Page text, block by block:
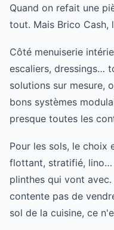
Quand on refait une
tout. Mais Brico Cash,
Côté menuiserie
escaliers, dressings…
solutions sur mesure,
bons systèmes
presque toutes les
Pour les sols, le choix
flottant, stratifié, lino…
plinthes qui vont
contente pas de
sol de la cuisine, ce